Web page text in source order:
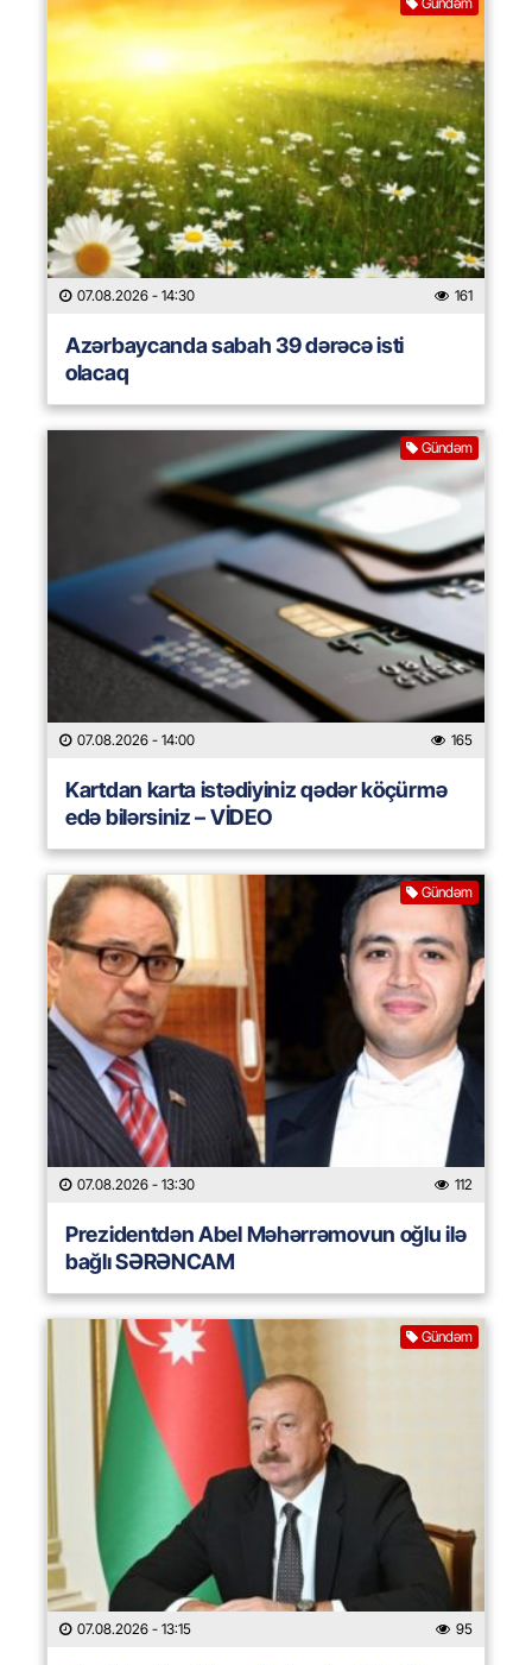
07.08.2026 - 14:30 161
Azərbaycanda sabah 39 dərəcə isti
olacaq
Gündəm
07.08.2026 - 14:00 165
Kartdan karta istədiyiniz qədər köçürmə
edə bilərsiniz – VİDEO
Gündəm
07.08.2026 - 13:30 112
Prezidentdən Abel Məhərrəmovun oğlu ilə
bağlı SƏRƏNCAM
Gündəm
07.08.2026 - 13:15 95